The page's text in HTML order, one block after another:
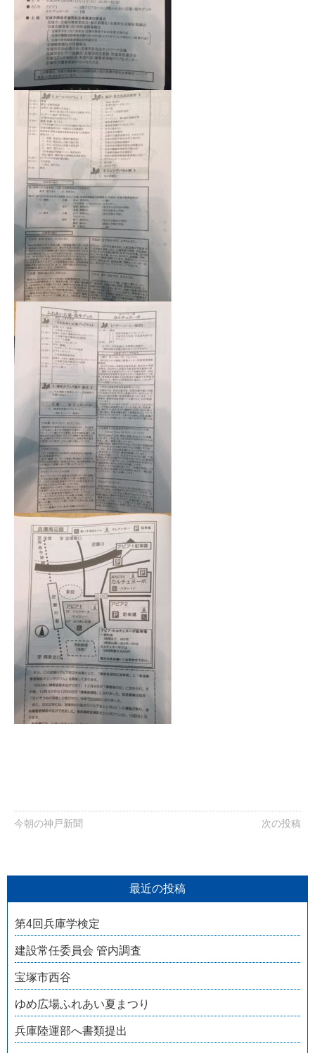
今朝の神戸新聞 次の投稿
最近の投稿
第4回兵庫学検定
建設常任委員会 管内調査
宝塚市西谷
ゆめ広場ふれあい夏まつり
兵庫陸運部へ書類提出